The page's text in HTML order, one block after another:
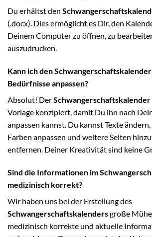
Du erhältst den
(.docx). Dies ermöglicht es Dir, den
Deinem Computer zu öffnen, zu
auszudrucken.
Kann ich den
Bedürfnisse anpassen?
Absolut! DerSchwangerschaftskalender
Vorlage konzipiert, damit Du ihn nach
anpassen kannst. Du kannst Texte
Farben anpassen und weitere Seiten
entfernen. Deiner Kreativität sind keine
Sind die Informationen im
medizinisch korrekt?
Wir haben uns bei der Erstellung des
Schwangerschaftskalendersgroße Mühe
medizinisch korrekte und aktuelle